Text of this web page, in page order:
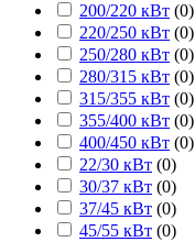
200/220 кВт (0)
220/250 кВт (0)
250/280 кВт (0)
280/315 кВт (0)
315/355 кВт (0)
355/400 кВт (0)
400/450 кВт (0)
22/30 кВт (0)
30/37 кВт (0)
37/45 кВт (0)
45/55 кВт (0)